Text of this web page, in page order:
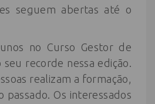
seguem abertas até o
no Curso Gestor de
recorde nessa edição.
realizam a formação,
passado. Os interessados